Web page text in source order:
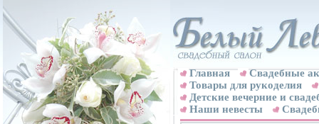
Главная
Свадебные
Товары для рукоделия
Детские вечерние и
Наши невесты